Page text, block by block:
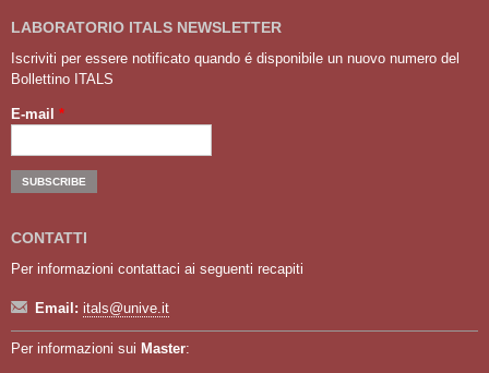
LABORATORIO ITALS NEWSLETTER
Iscriviti per essere notificato quando é disponibile un nuovo numero del
Bollettino ITALS
E-mail *
CONTATTI
Per informazioni contattaci ai seguenti recapiti
Email: itals@unive.it
Per informazioni sui Master: